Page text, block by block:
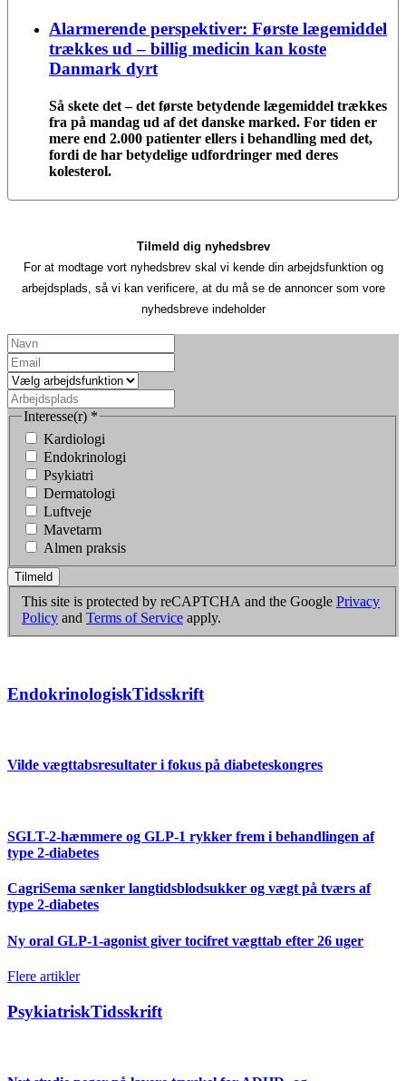
Alarmerende perspektiver: Første lægemiddel
trækkes ud – billig medicin kan koste
Danmark dyrt
Så skete det – det første betydende lægemiddel trækkes
fra på mandag ud af det danske marked. For tiden er
mere end 2.000 patienter ellers i behandling med det,
fordi de har betydelige udfordringer med deres
kolesterol.
Tilmeld dig nyhedsbrev
For at modtage vort nyhedsbrev skal vi kende din arbejdsfunktion og
arbejdsplads, så vi kan verificere, at du må se de annoncer som vore
nyhedsbreve indeholder
Interesse(r) *
Kardiologi
Endokrinologi
Psykiatri
Dermatologi
Luftveje
Mavetarm
Almen praksis
Tilmeld
This site is protected by reCAPTCHA and the Google Privacy
Policy and Terms of Service apply.
EndokrinologiskTidsskrift
Vilde vægttabsresultater i fokus på diabeteskongres
SGLT-2-hæmmere og GLP-1 rykker frem i behandlingen af
type 2-diabetes
CagriSema sænker langtidsblodsukker og vægt på tværs af
type 2-diabetes
Ny oral GLP-1-agonist giver tocifret vægttab efter 26 uger
Flere artikler
PsykiatriskTidsskrift